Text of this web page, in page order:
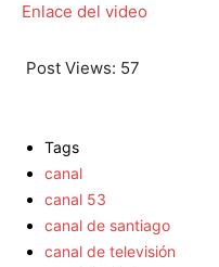
Enlace del video
Post Views: 57
Tags
canal
canal 53
canal de santiago
canal de televisión